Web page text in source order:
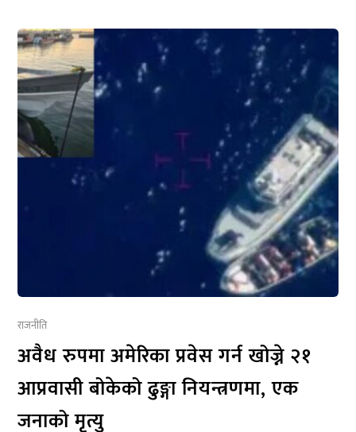
राजनीति
अवैध रुपमा अमेरिका प्रवेस गर्न खोज्ने २१
आप्रवासी बोकेको ढुङ्गा नियन्त्रणमा, एक
जनाको मृत्यु